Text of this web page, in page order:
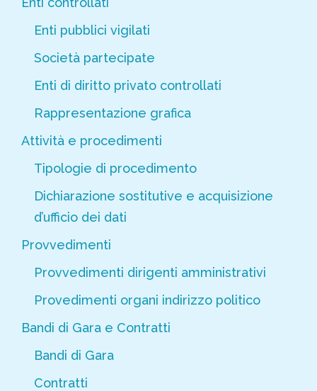
Enti pubblici vigilati
Società partecipate
Enti di diritto privato controllati
Rappresentazione grafica
Attività e procedimenti
Tipologie di procedimento
Dichiarazione sostitutive e acquisizione
d’ufficio dei dati
Provvedimenti
Provvedimenti dirigenti amministrativi
Provedimenti organi indirizzo politico
Bandi di Gara e Contratti
Bandi di Gara
Contratti